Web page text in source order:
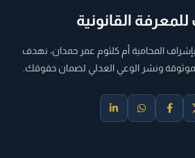
للمعرفة القانونية
المحامية أم كلثوم عمر حمدان، نهدف
ونشر الوعي العدلي لضمان حقوقك.